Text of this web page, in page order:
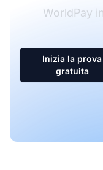
WorldPay
Inizia la prova
gratuita